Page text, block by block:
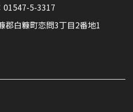
01547-5-3317
白糠町恋問3丁目2番地1